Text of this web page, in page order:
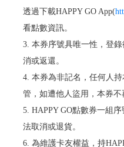
透過下載HAPPY GO App(
看點數資訊。
3. 本券序號具唯一性，登
消或返還。
4. 本券為非記名，任何人
管，如遭他人盜用，本券不
5. HAPPY GO點數券一組
法取消或退貨。
6. 為維護卡友權益，持